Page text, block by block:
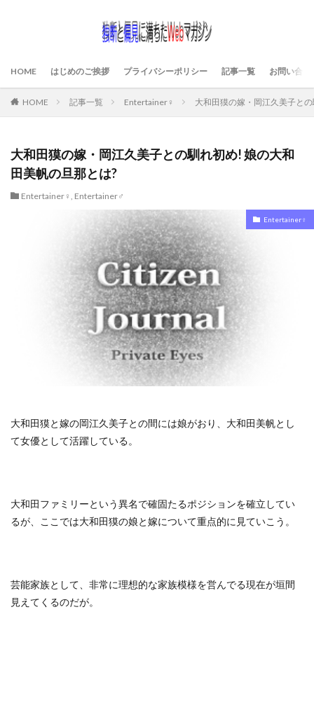
HOME はじめのご挨拶 プライバシーポリシー 記事一覧 お問い合わ
HOME 記事一覧 Entertainer♀ 大和田獏の嫁・岡江久美子と
大和田獏の嫁・岡江久美子との馴れ初め! 娘の大和
田美帆の旦那とは?
Entertainer♀ , Entertainer♂
Entertainer♀
大和田獏と嫁の岡江久美子との間には娘がおり、大和田美帆とし
て女優として活躍している。
大和田ファミリーという異名で確固たるポジションを確立してい
るが、ここでは大和田獏の娘と嫁について重点的に見ていこう。
芸能家族として、非常に理想的な家族模様を営んでる現在が垣間
見えてくるのだが。